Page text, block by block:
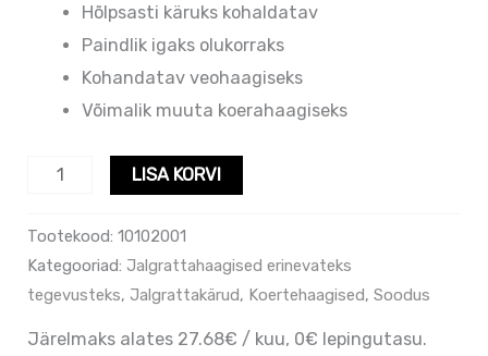
Hõlpsasti käruks kohaldatav
Paindlik igaks olukorraks
Kohandatav veohaagiseks
Võimalik muuta koerahaagiseks
LISA KORVI
Tootekood:10102001
Kategooriad: Jalgrattahaagised erinevateks
tegevusteks, Jalgrattakärud, Koertehaagised,Soodus
Järelmaks alates 27.68€ / kuu, 0€ lepingutasu.